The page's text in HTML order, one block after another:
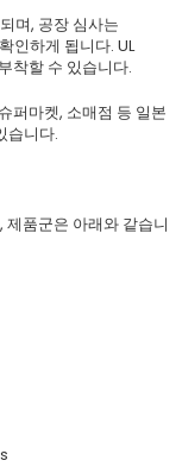
며, 공장 심사는
인하게 됩니다. UL
착할 수 있습니다.
퍼마켓, 소매점 등 일본
습니다.
제품군은 아래와 같습니